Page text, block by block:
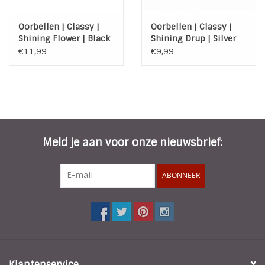
Oorbellen | Classy |
Shining Flower | Black
€11,99
Oorbellen | Classy |
Shining Drup | Silver
€9,99
Meld je aan voor onze nieuwsbrief:
ABONNEER